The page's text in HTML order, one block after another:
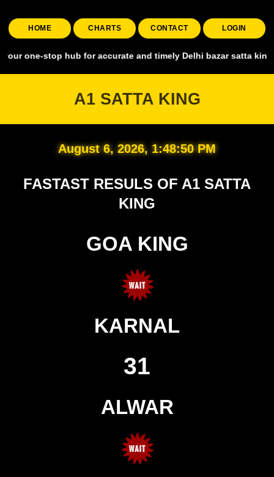
HOME CHARTS CONTACT LOGIN
hub for accurate and timely Delhi bazar satta king,
A1 SATTA KING
August 6, 2026, 1:48:51 PM
FASTAST RESULS OF A1 SATTA
KING
GOA KING
KARNAL
31
ALWAR